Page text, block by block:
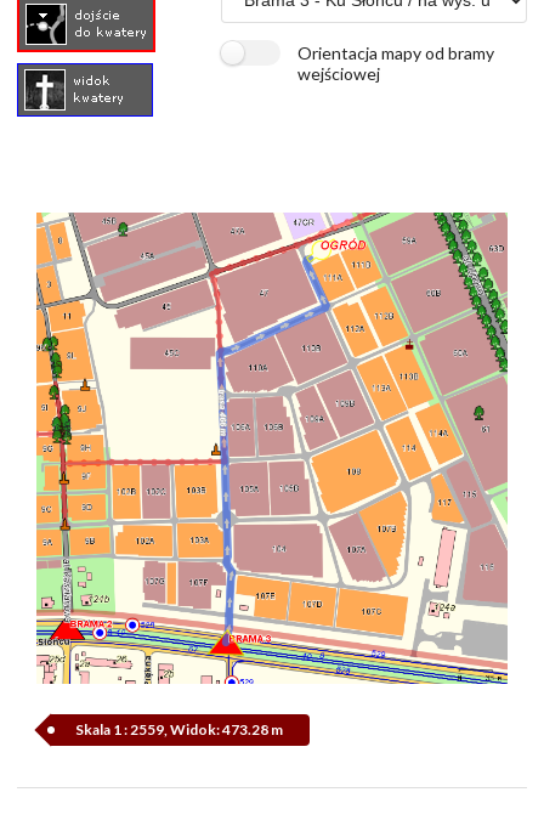
Orientacja mapy od bramy
wejściowej
Skala 1 : 2559, Widok: 473.28 m